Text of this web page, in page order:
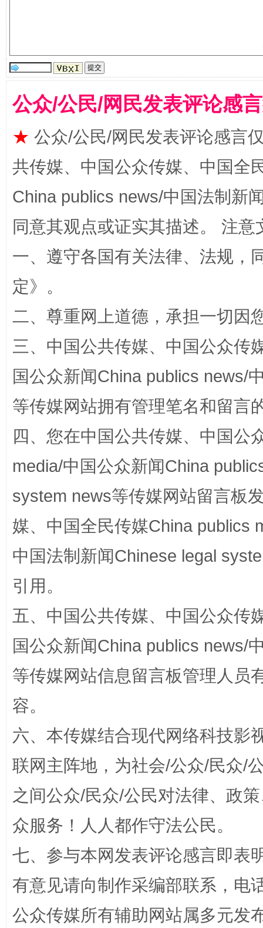
阿坝州三大球赛在茂县开幕 规模
完善运行机制助力责任有效落实 一纸欠
东山县通报“牛蛙产品抗生素超标问题” 法
公众/公民/网民发表评论感
★ 公众/公民/网民发表评论感言
共传媒、中国公众传媒、中国全
China publics news/中国法制新
同意其观点或证实其描述。 注
一、遵守各国有关法律、法规，
定》。
二、尊重网上道德，承担一切因
三、中国公共传媒、中国公众传
国公众新闻China publics news/
等传媒网站拥有管理笔名和留言
四、您在中国公共传媒、中国公
media/中国公众新闻China
system news等传媒网站留言板
媒、中国全民传媒China publics
中国法制新闻Chinese legal
引用。
五、中国公共传媒、中国公众传
国公众新闻China publics news/
等传媒网站信息留言板管理人员
容。
六、本传媒结合现代网络科技影
联网主阵地，为社会/公众/民众/
之间公众/民众/公民对法律、政
众服务！人人都作守法公民。
七、参与本网发表评论感言即表
有意见请向制作采编部联系，电
公众传媒所有辅助网站属多元发